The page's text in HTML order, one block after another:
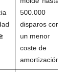
500.000
disparos con
un menor
coste de
amortización.